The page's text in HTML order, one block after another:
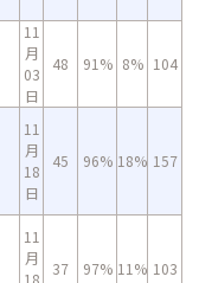
11
月
03
日
48 91% 8% 104
11
月
18
日
45 96% 18% 157
11
月
18
37 97% 11% 103